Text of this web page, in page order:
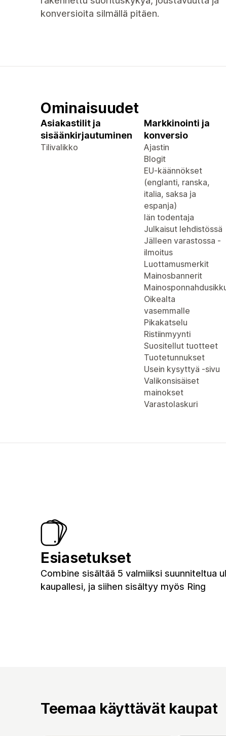
konversioita silmällä pitäen.
Ominaisuudet
Asiakastilit ja
sisäänkirjautuminen
Tilivalikko
Markkinointi ja
konversio
Ajastin
Blogit
EU-käännökset
(englanti, ranska,
italia, saksa ja
espanja)
Iän todentaja
Julkaisut lehdistössä
Jälleen varastossa -
ilmoitus
Luottamusmerkit
Mainosbannerit
Oikealta
vasemmalle
Pikakatselu
Ristiinmyynti
Suositellut tuotteet
Tuotetunnukset
Usein kysyttyä -sivu
Valikonsisäiset
mainokset
Varastolaskuri
Esiasetukset
Combine sisältää 5 valmiiksi suunniteltua
kaupallesi, ja siihen sisältyy myös Ring
Teemaa käyttävät kaupat